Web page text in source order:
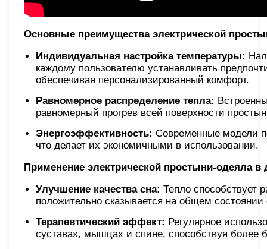
Основные преимущества электрической
Индивидуальная настройка температуры:
каждому пользователю устанавливать
обеспечивая персонализированный комфорт.​
Равномерное распределение тепла:
равномерный прогрев всей поверхности
Энергоэффективность: Современные модели
что делает их экономичными в использовании.​
Применение электрической простыни-одеяла
Улучшение качества сна: Тепло способствует
положительно сказывается на общем состоянии
Терапевтический эффект: Регулярное
суставах, мышцах и спине, способствуя более